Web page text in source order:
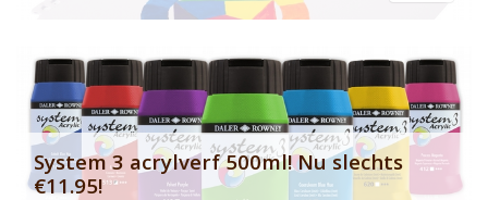
System 3 acrylverf 500ml! Nu slechts
€11.95!